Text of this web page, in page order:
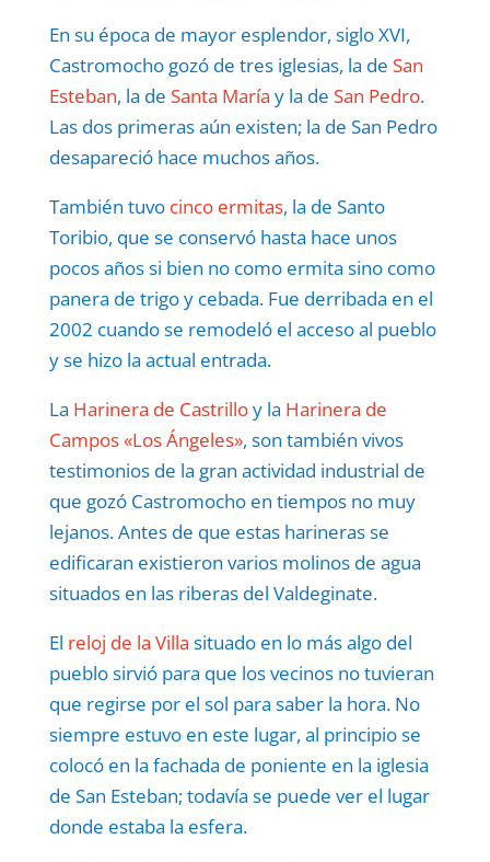
En su época de mayor esplendor, siglo XVI,
Castromocho gozó de tres iglesias, la de San
Esteban, la de Santa María y la de San Pedro.
Las dos primeras aún existen; la de San Pedro
desapareció hace muchos años.
También tuvo cinco ermitas, la de Santo
Toribio, que se conservó hasta hace unos
pocos años si bien no como ermita sino como
panera de trigo y cebada. Fue derribada en el
2002 cuando se remodeló el acceso al pueblo
y se hizo la actual entrada.
La Harinera de Castrilloy la Harinera de
Campos «Los Ángeles», son también vivos
testimonios de la gran actividad industrial de
que gozó Castromocho en tiempos no muy
lejanos. Antes de que estas harineras se
edificaran existieron varios molinos de agua
situados en las riberas del Valdeginate.
El reloj de la Villa situado en lo más algo del
pueblo sirvió para que los vecinos no tuvieran
que regirse por el sol para saber la hora. No
siempre estuvo en este lugar, al principio se
colocó en la fachada de poniente en la iglesia
de San Esteban; todavía se puede ver el lugar
donde estaba la esfera.